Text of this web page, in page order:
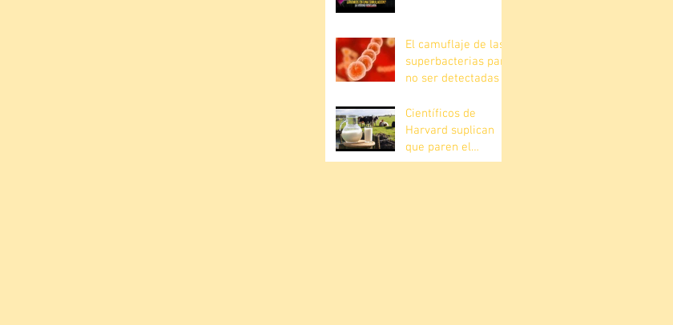
El camuflaje de las
superbacterias para
no ser detectadas
Científicos de
Harvard suplican
que paren el
consumo de leche